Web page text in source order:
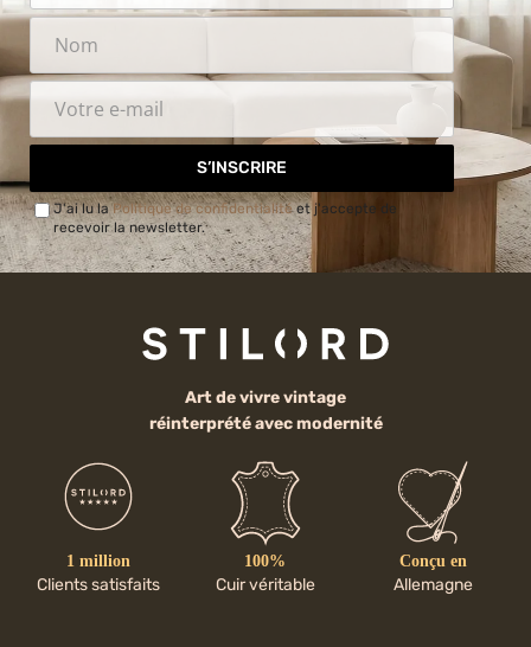
S’INSCRIRE
J'ai lu laPolitique de confidentialitéet j'accepte de
recevoir la newsletter.
Art de vivre vintage
réinterprété avec modernité
1 million
Clients satisfaits
100%
Cuir véritable
Conçu en
Allemagne